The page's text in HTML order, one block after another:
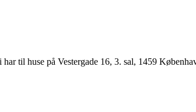
til huse på Vestergade 16, 3. sal, 1459